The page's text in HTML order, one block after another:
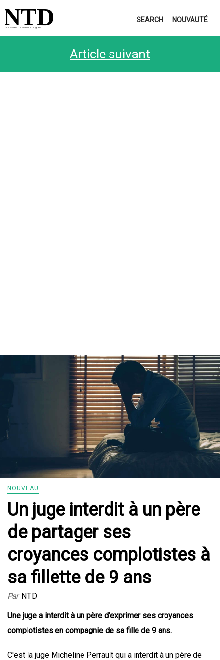
Nouvelles totalement dingues
NTD SEARCH NOUVAUTÉ
NOUVEAU
Un juge interdit à un père
de partager ses
croyances complotistes à
sa fillette de 9 ans
Par NTD
Une juge a interdit à un père d'exprimer ses croyances
complotistes en compagnie de sa fille de 9 ans.
C'est la juge Micheline Perrault qui a interdit à un père de
Article suivant